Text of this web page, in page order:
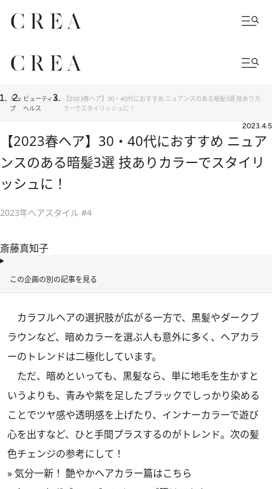
トッ
プ
ビューティ＆
ヘルス
【2023春ヘア】30・40代におすすめ ニュアンスのある暗髪3選 技ありカ
ラーでスタイリッシュに！
2023.4.5
【2023春ヘア】30・40代におすすめ ニュア
ンスのある暗髪3選 技ありカラーでスタイリ
ッシュに！
2023年ヘアスタイル #4
斎藤真知子
この企画の別の記事を見る
カラフルヘアの選択肢が広がる一方で、黒髪やダークブ
ラウンなど、暗めカラーを選ぶ人も意外に多く、ヘアカラ
ーのトレンドは二極化しています。
ただ、暗めといっても、黒髪なら、単に地毛を生かすと
いうよりも、青みや紫を足したブラックでしっかり染める
ことでツヤ感や透明感を上げたり、インナーカラーで遊び
心を出すなど、ひと手間プラスするのがトレンド。次の髪
色チェンジの参考にして！
»気分一新！ 艶やかヘアカラー篇はこちら